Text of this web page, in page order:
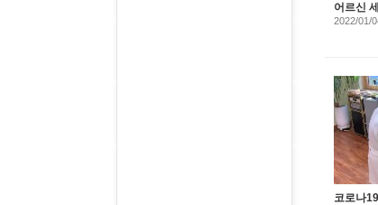
어르신
2022/01/
코로나